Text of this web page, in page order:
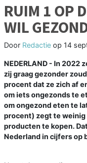
RUIM 1 OP
WIL
Door Redactie op 14
NEDERLAND - In 2022
zij graag gezonder
procent dat ze zich af
om iets ongezonds te
om ongezond eten te
procent) zegt te weinig
producten te kopen.
Nederland in cijfers op